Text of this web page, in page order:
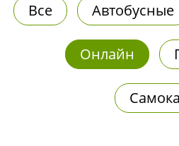
Все Автобусные
Онлайн